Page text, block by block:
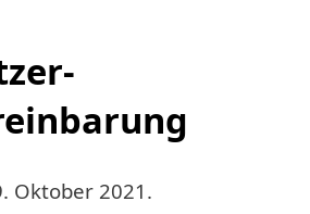
Oktober 2021 .